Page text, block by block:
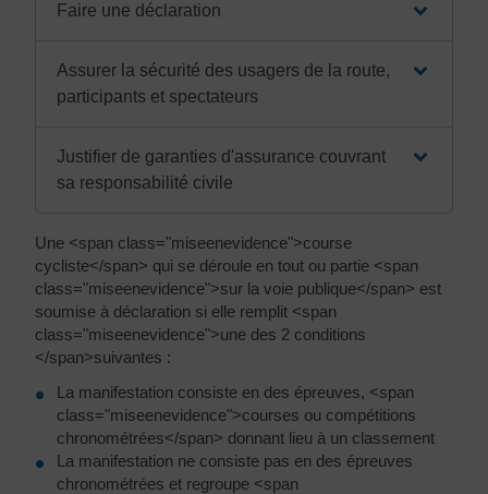
Faire une déclaration
Assurer la sécurité des usagers de la route,
participants et spectateurs
Justifier de garanties d'assurance couvrant
sa responsabilité civile
Une <span class="miseenevidence">course
cycliste</span> qui se déroule en tout ou partie <span
class="miseenevidence">sur la voie publique</span> est
soumise à déclaration si elle remplit <span
class="miseenevidence">une des 2 conditions
</span>suivantes :
La manifestation consiste en des épreuves, <span
class="miseenevidence">courses ou compétitions
chronométrées</span> donnant lieu à un classement
La manifestation ne consiste pas en des épreuves
chronométrées et regroupe <span